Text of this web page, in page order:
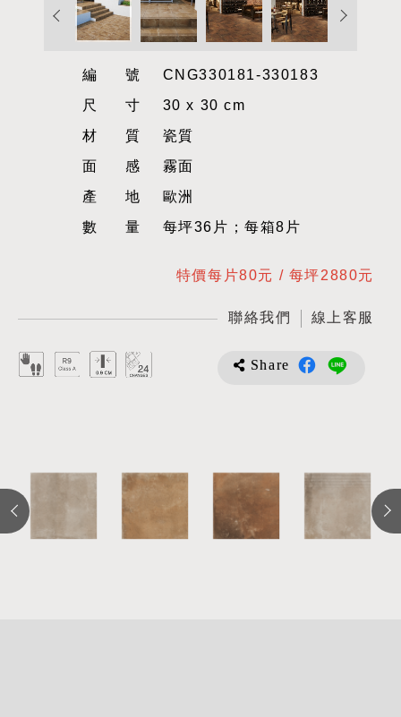
編號CNG330181-330183
尺寸30 x 30 cm
材質瓷質
面感霧面
產地歐洲
數量每坪36片；每箱8片
特價每片80元 / 每坪2880元
聯絡我們 線上客服
Share